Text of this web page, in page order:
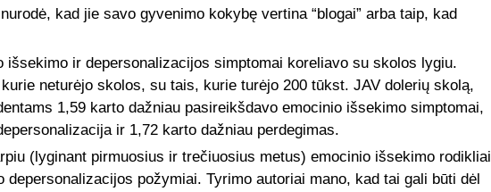
kad jie savo gyvenimo kokybę vertina “blogai” arba taip, kad
išsekimo ir depersonalizacijos simptomai koreliavo su skolos lygiu.
neturėjo skolos, su tais, kurie turėjo 200 tūkst. JAV dolerių skolą,
1,59 karto dažniau pasireikšdavo emocinio išsekimo simptomai,
ir 1,72 karto dažniau perdegimas.
(lyginant pirmuosius ir trečiuosius metus) emocinio išsekimo rodikliai
depersonalizacijos požymiai. Tyrimo autoriai mano, kad tai gali būti dėl